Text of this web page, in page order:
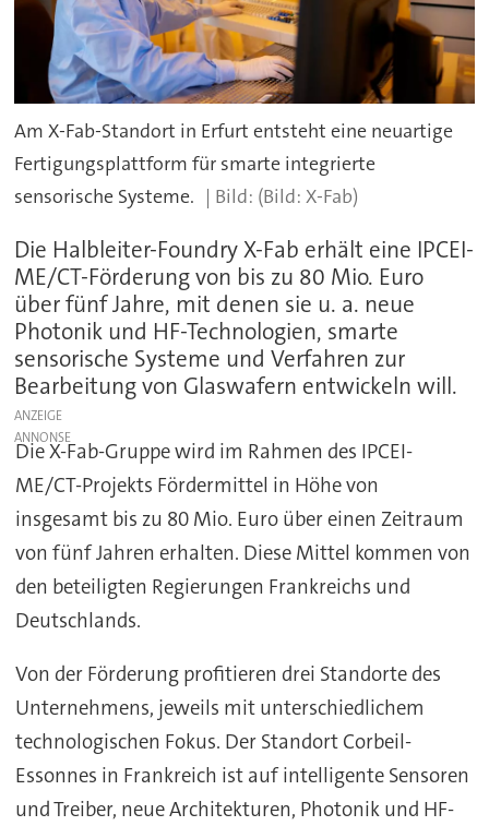
Am X-Fab-Standort in Erfurt entsteht eine neuartige
Fertigungsplattform für smarte integrierte
sensorische Systeme.
(Bild: X-Fab)
Die Halbleiter-Foundry X-Fab erhält eine IPCEI-
ME/CT-Förderung von bis zu 80 Mio. Euro
über fünf Jahre, mit denen sie u. a. neue
Photonik und HF-Technologien, smarte
sensorische Systeme und Verfahren zur
Bearbeitung von Glaswafern entwickeln will.
ANZEIGE
Die X-Fab-Gruppe wird im Rahmen des IPCEI-
ME/CT-Projekts Fördermittel in Höhe von
insgesamt bis zu 80 Mio. Euro über einen Zeitraum
von fünf Jahren erhalten. Diese Mittel kommen von
den beteiligten Regierungen Frankreichs und
Deutschlands.
Von der Förderung profitieren drei Standorte des
Unternehmens, jeweils mit unterschiedlichem
technologischen Fokus. Der Standort Corbeil-
Essonnes in Frankreich ist auf intelligente Sensoren
und Treiber, neue Architekturen, Photonik und HF-